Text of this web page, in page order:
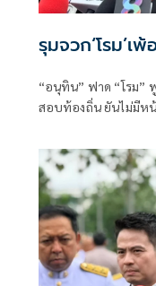
รุมจวก‘โรม’เ
“อนุทิน” ฟาด “โรม”
สอบท้องถิ่น ยันไม่มีห